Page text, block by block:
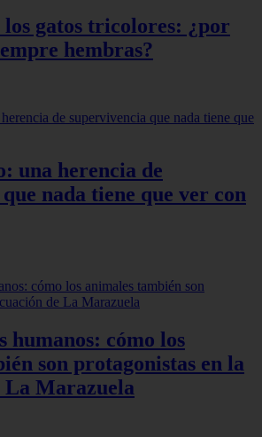
gatos tricolores: ¿por
hembras?
una herencia de
nada tiene que ver con
humanos: cómo los
son protagonistas en la
La Marazuela